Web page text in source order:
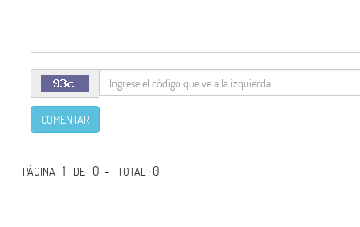
COMENTAR
PÁGINA 1 DE 0 -TOTAL: 0